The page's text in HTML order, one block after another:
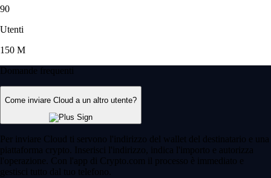
90
Utenti
150 M
Domande frequenti
Come inviare Cloud a un altro utente?
Per inviare Cloud ti servono l'indirizzo del wallet del destinatario e una
piattaforma crypto. Inserisci l'indirizzo, indica l'importo e autorizza
l'operazione. Con l'app di Crypto.com il processo è immediato e
gestisci tutto dal tuo telefono.